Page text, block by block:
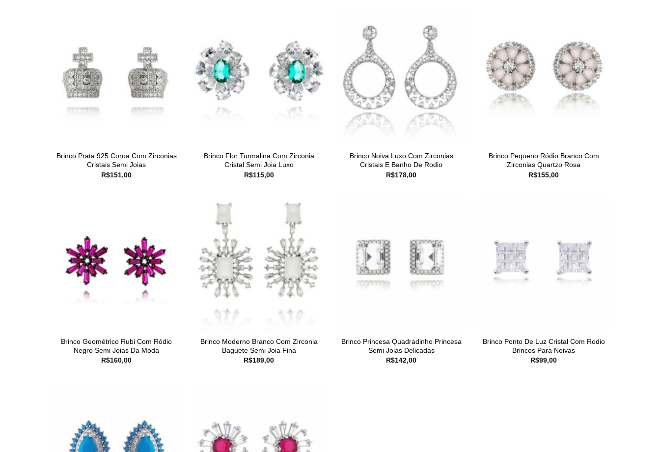
Brinco Prata 925 Coroa Com Zirconias
Cristais Semi Joias
R$151,00
Brinco Flor Turmalina Com Zirconia
Cristal Semi Joia Luxo
R$115,00
Brinco Noiva Luxo Com Zirconias
Cristais E Banho De Rodio
R$178,00
Brinco Pequeno Ródio Branco Com
Zirconias Quartzo Rosa
R$155,00
Brinco Geométrico Rubi Com Ródio
Negro Semi Joias Da Moda
R$160,00
Brinco Moderno Branco Com Zirconia
Baguete Semi Joia Fina
R$189,00
Brinco Princesa Quadradinho Princesa
Semi Joias Delicadas
R$142,00
Brinco Ponto De Luz Cristal Com Rodio
Brincos Para Noivas
R$99,00